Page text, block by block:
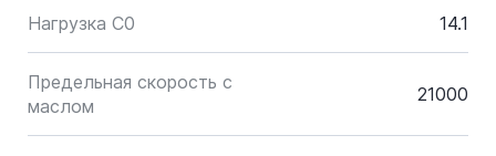
Нагрузка C0 14.1
Предельная скорость с
маслом
21000